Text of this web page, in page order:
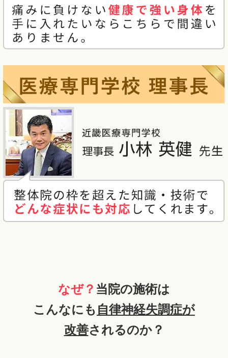
なぜ？ 当院の施術は
こんなにも 自律神経失調症が
改善されるのか？